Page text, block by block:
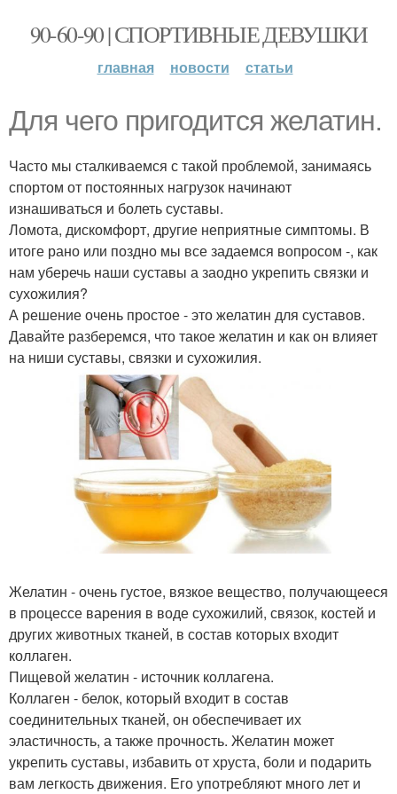
90-60-90 | СПОРТИВНЫЕ ДЕВУШКИ
главная новости статьи
Для чего пригодится желатин.
Часто мы сталкиваемся с такой проблемой, занимаясь
спортом от постоянных нагрузок начинают
изнашиваться и болеть суставы.
Ломота, дискомфорт, другие неприятные симптомы. В
итоге рано или поздно мы все задаемся вопросом -, как
нам уберечь наши суставы а заодно укрепить связки и
сухожилия?
А решение очень простое - это желатин для суставов.
Давайте разберемся, что такое желатин и как он влияет
на ниши суставы, связки и сухожилия.
Желатин - очень густое, вязкое вещество, получающееся
в процессе варения в воде сухожилий, связок, костей и
других животных тканей, в состав которых входит
коллаген.
Пищевой желатин - источник коллагена.
Коллаген - белок, который входит в состав
соединительных тканей, он обеспечивает их
эластичность, а также прочность. Желатин может
укрепить суставы, избавить от хруста, боли и подарить
вам легкость движения. Его употребляют много лет и